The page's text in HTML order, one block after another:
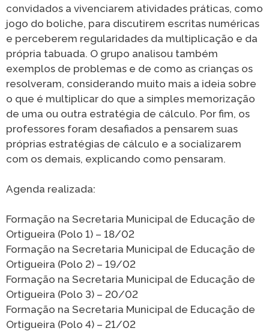
convidados a vivenciarem atividades práticas, como
jogo do boliche, para discutirem escritas numéricas
e perceberem regularidades da multiplicação e da
própria tabuada. O grupo analisou também
exemplos de problemas e de como as crianças os
resolveram, considerando muito mais a ideia sobre
o que é multiplicar do que a simples memorização
de uma ou outra estratégia de cálculo. Por fim, os
professores foram desafiados a pensarem suas
próprias estratégias de cálculo e a socializarem
com os demais, explicando como pensaram.
Agenda realizada:
Formação na Secretaria Municipal de Educação de
Ortigueira (Polo 1) – 18/02
Formação na Secretaria Municipal de Educação de
Ortigueira (Polo 2) – 19/02
Formação na Secretaria Municipal de Educação de
Ortigueira (Polo 3) – 20/02
Formação na Secretaria Municipal de Educação de
Ortigueira (Polo 4) – 21/02